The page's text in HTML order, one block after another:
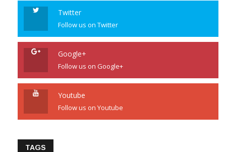
Twitter
Follow us on Twitter
Google+
Follow us on Google+
Youtube
Follow us on Youtube
TAGS